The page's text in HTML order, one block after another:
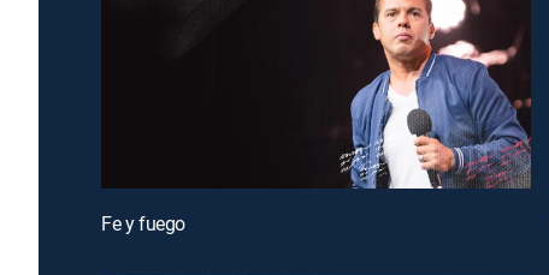
Fe y fuego